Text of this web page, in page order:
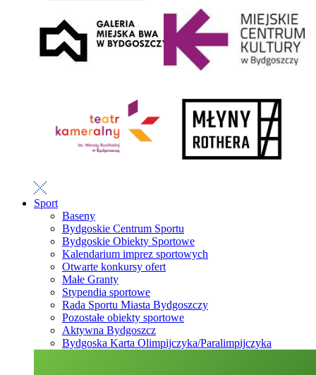
Sport
Baseny
Bydgoskie Centrum Sportu
Bydgoskie Obiekty Sportowe
Kalendarium imprez sportowych
Otwarte konkursy ofert
Małe Granty
Stypendia sportowe
Rada Sportu Miasta Bydgoszczy
Pozostałe obiekty sportowe
Aktywna Bydgoszcz
Bydgoska Karta Olimpijczyka/Paralimpijczyka